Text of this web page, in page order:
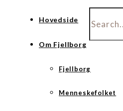
Hovedside
Om Fjellborg
Fjellborg
Menneskefolket